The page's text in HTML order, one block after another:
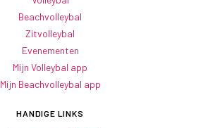
Beachvolleybal
Zitvolleybal
Evenementen
Mijn Volleybal app
Mijn Beachvolleybal app
HANDIGE LINKS